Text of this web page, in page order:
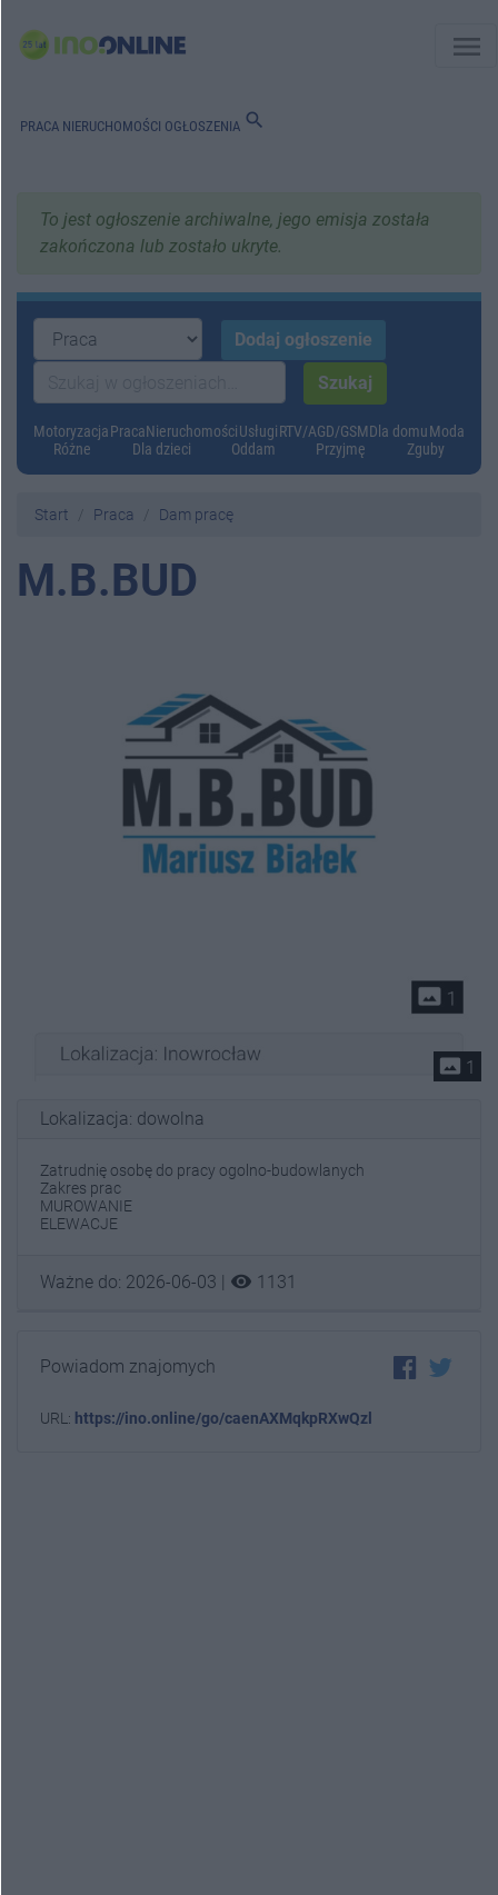
menu
PRACA NIERUCHOMOŚCI OGŁOSZENIA search
To jest ogłoszenie archiwalne, jego emisja została
zakończona lub zostało ukryte.
MotoryzacjaPracaNieruchomościUsługiRTV/AGD/GSMDla domuModa
Różne
Dla dzieci Oddam Przyjmę Zguby
Start Praca Dam pracę
M.B.BUD
photo_size_select_actual 1
Lokalizacja: dowolna
Zatrudnię osobę do pracy ogolno-budowlanych
Zakres prac
MUROWANIE
ELEWACJE
Ważne do: 2026-06-03 | visibility 1131
Powiadom znajomych
URL: https://ino.online/go/caenAXMqkpRXwQzl